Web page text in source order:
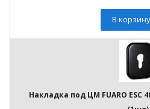
В корзину
Накладка под ЦМ FUARO ESC